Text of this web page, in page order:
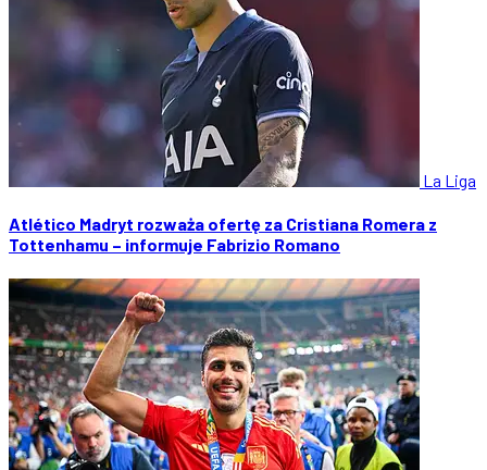
La Liga
Atlético Madryt rozważa ofertę za Cristiana Romera z
Tottenhamu – informuje Fabrizio Romano